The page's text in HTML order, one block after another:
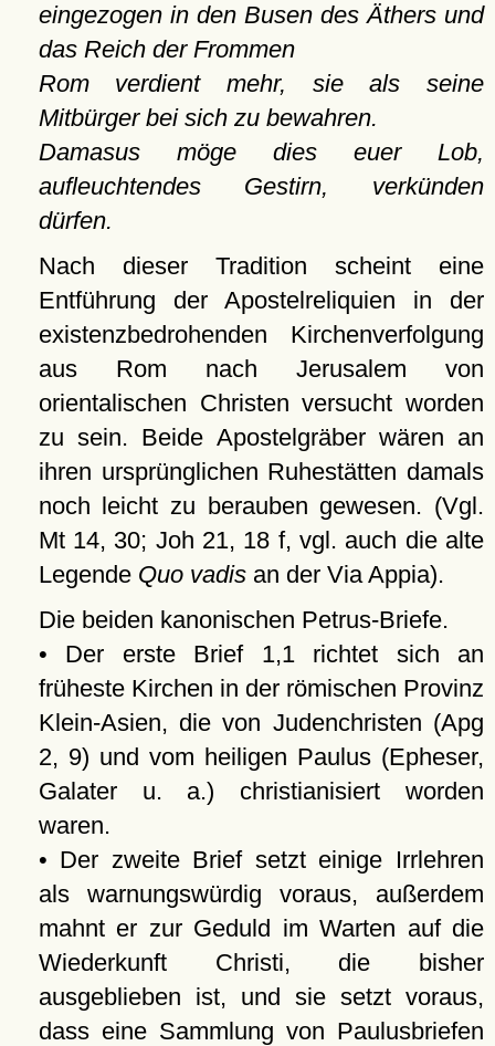
eingezogen in den Busen des Äthers und
das Reich der Frommen
Rom verdient mehr, sie als seine
Mitbürger bei sich zu bewahren.
Damasus möge dies euer Lob,
aufleuchtendes Gestirn, verkünden
dürfen.
Nach dieser Tradition scheint eine
Entführung der Apostelreliquien in der
existenzbedrohenden Kirchenverfolgung
aus Rom nach Jerusalem von
orientalischen Christen versucht worden
zu sein. Beide Apostelgräber wären an
ihren ursprünglichen Ruhestätten damals
noch leicht zu berauben gewesen. (Vgl.
Mt 14, 30; Joh 21, 18 f, vgl. auch die alte
Legende Quo vadisan der Via Appia).
Die beiden kanonischen Petrus-Briefe.
• Der erste Brief 1,1 richtet sich an
früheste Kirchen in der römischen Provinz
Klein-Asien, die von Judenchristen (Apg
2, 9) und vom heiligen Paulus (Epheser,
Galater u. a.) christianisiert worden
waren.
• Der zweite Brief setzt einige Irrlehren
als warnungswürdig voraus, außerdem
mahnt er zur Geduld im Warten auf die
Wiederkunft Christi, die bisher
ausgeblieben ist, und sie setzt voraus,
dass eine Sammlung von Paulusbriefen